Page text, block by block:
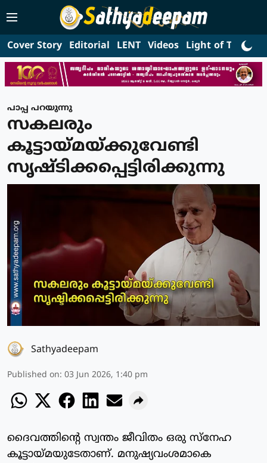
Cover Story Editorial LENT Videos Light of Truth
പാപ്പ പറയുന്നു
സകലരും
കൂട്ടായ്മയ്ക്കുവേണ്ടി
സൃഷ്ടിക്കപ്പെട്ടിരിക്കുന്നു
Sathyadeepam
Published on: 03 Jun 2026, 1:40 pm
ദൈവത്തിന്റെ സ്വന്തം ജീവിതം ഒരു സ്‌നേഹ
കൂട്ടായ്മയുടേതാണ്. മനുഷ്യവംശമാകെ